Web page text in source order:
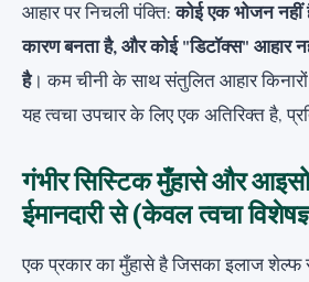
आहार पर निचली पंक्ति:कोई एक भोजन नहीं
कारण बनता है, और कोई "डिटॉक्स" आहार
है। कम चीनी के साथ संतुलित आहार
यह त्वचा उपचार के लिए एक अतिरिक्त है,
गंभीर सिस्टिक मुँहासे और
ईमानदारी से (केवल त्वचा
एक प्रकार का मुँहासे है जिसका इलाज